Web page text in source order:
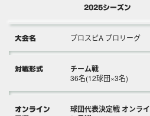
2025シーズン
大会名 プロスピA プロリーグ
対戦形式 チーム戦
36名(12球団×3名)
オンライン
球団代表決定戦 オンライ